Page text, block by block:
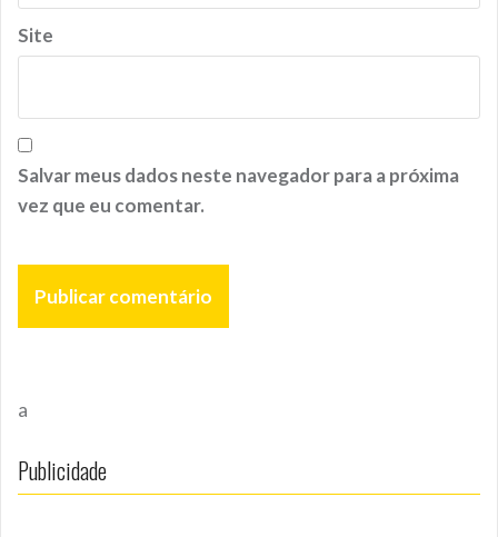
Site
Salvar meus dados neste navegador para a próxima
vez que eu comentar.
a
Publicidade